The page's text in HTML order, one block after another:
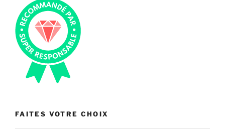
FAITES VOTRE CHOIX